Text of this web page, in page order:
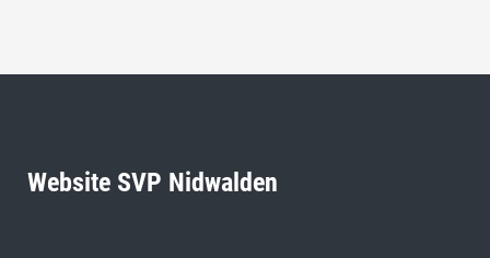
Website SVP Nidwalden